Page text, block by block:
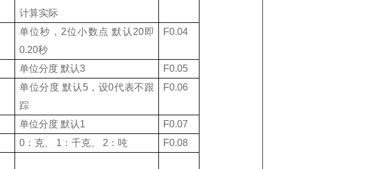
计算实际
单位秒， 2位小数点 默认 20即
0.20秒
F0.04
单位分度 默认3
F0.05
单位分度 默认 5，设0代表不跟
踪
F0.06
单位分度 默认 1
F0.07
0 ：克、 1 ：千克、 2 ：吨
F0.08